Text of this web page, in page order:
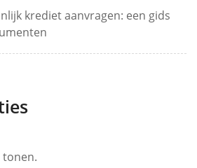
krediet aanvragen: een gids
tonen.